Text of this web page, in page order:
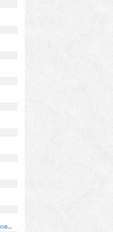
в день юбилея Эммы Михайловны Киселевой